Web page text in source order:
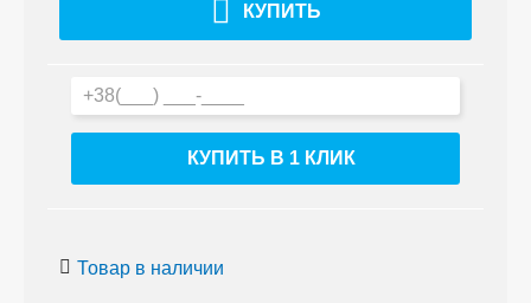
КУПИТЬ
КУПИТЬ В 1 КЛИК
Товар в наличии